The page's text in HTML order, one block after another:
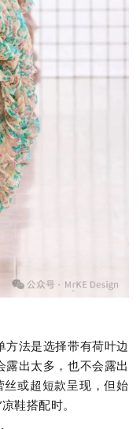
方法是选择带有荷叶边
出太多，也不会露出
或超短款呈现，但始
鞋搭配时。